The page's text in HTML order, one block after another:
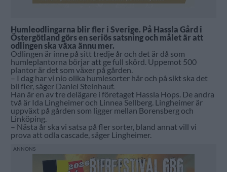
Humleodlingarna blir fler i Sverige. På Hassla Gård i
Östergötland görs en seriös satsning och målet är att
odlingen ska växa ännu mer.
Odlingen är inne på sitt tredje år och det är då som
humleplantorna börjar att ge full skörd. Uppemot 500
plantor är det som växer på gården.
– I dag har vi nio olika humlesorter här och på sikt ska det
bli fler, säger Daniel Steinhauf.
Han är en av tre delägare i företaget Hassla Hops. De andra
två är Ida Lingheimer och Linnea Sellberg. Lingheimer är
uppväxt på gården som ligger mellan Borensberg och
Linköping.
– Nästa år ska vi satsa på fler sorter, bland annat vill vi
prova att odla cascade, säger Lingheimer.